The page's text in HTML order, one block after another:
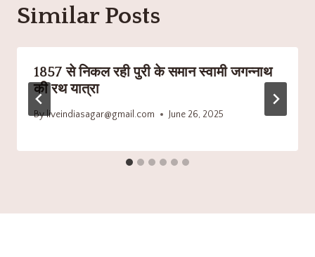
Similar Posts
1857 से निकल रही पुरी के समान स्वामी जगन्नाथ
की रथ यात्रा
Byliveindiasagar@gmail.com June 26, 2025